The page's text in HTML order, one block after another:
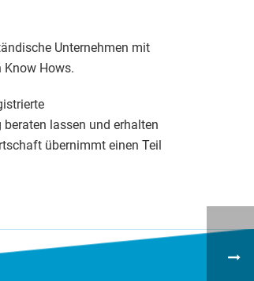
Unternehmen mit
Know Hows.
lassen und erhalten
übernimmt einen Teil